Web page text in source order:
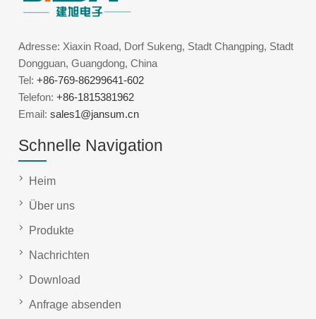
Adresse: Xiaxin Road, Dorf Sukeng, Stadt Changping, Stadt
Dongguan, Guangdong, China
Tel:+86-769-86299641-602
Telefon:+86-1815381962
Email:sales1@jansum.cn
Schnelle Navigation
Heim
Über uns
Produkte
Nachrichten
Download
Anfrage absenden